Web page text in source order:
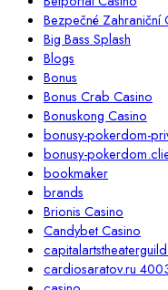
Bezpečné Zahraniční
Big Bass Splash
Blogs
Bonus
Bonus Crab Casino
Bonuskong Casino
bonusy-pokerdom-
bonusy-
bookmaker
brands
Brionis Casino
Candybet Casino
cardiosaratov.ru